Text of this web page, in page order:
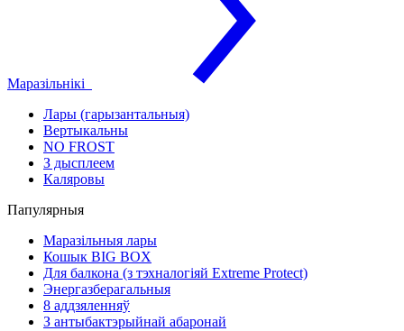
Маразільнікі
Лары (гарызантальныя)
Вертыкальны
NO FROST
З дысплеем
Каляровы
Папулярныя
Маразільныя лары
Кошык BIG BOX
Для балкона (з тэхналогіяй Extreme Protect)
Энергазберагальныя
8 аддзяленняў
З антыбактэрыйнай абаронай